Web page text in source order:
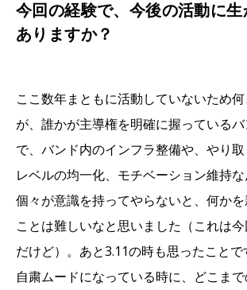
今回の経験で、今後の活動に
ありますか？
ここ数年まともに活動していないため
が、誰かが主導権を明確に握っている
で、バンド内のインフラ整備や、やり
レベルの均一化、モチベーション維持
個々が意識を持ってやらないと、何か
ことは難しいなと思いました（これは
だけど）。あと3.11の時も思ったこと
自粛ムードになっている時に、どこま